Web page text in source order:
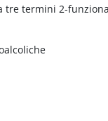
termini 2-